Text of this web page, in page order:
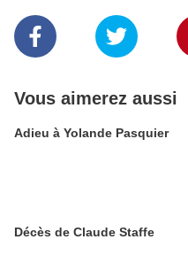
Vous aimerez aussi
Adieu à Yolande Pasquier
Décès de Claude Staffe